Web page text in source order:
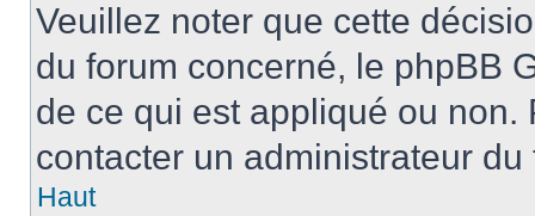
Veuillez noter que cette
du forum concerné, le phpBB
de ce qui est appliqué ou non.
contacter un administrateur du
Haut